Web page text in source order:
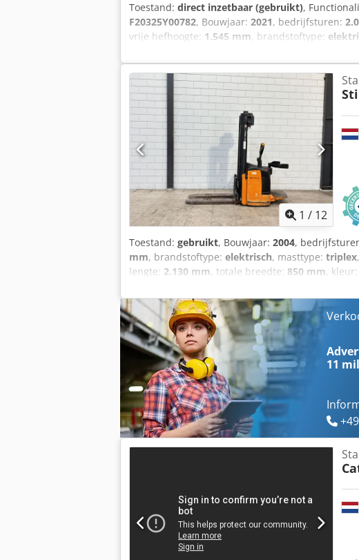
Toestand: direct inzetbaar (gebruikt),
F20325Y00782, Bouwjaar: 2021, bedrijfsturen:
vrije hefhoogte: 1.545 mm, brandstoftype:
gegarandeerde verkoop tegen het hoogste bod!
Draagvermogen: 1.400 kg Hefhoogte: 4.802 mm
Triplex Aandrijftype: Elektrisch Batterijspanning:
SL10235SP
1 / 12
Toestand: gebruikt, Bouwjaar: 2004,
mm, brandstoftype: elektrisch, masttype: triplex
lengte: 2.130 mm, totale breedte: 850 mm, kleur:
Bouwjaar: 2004 - Documentatie aanwezig: Ja -
Serienummer: 330221400389 - Draaiuren: 6048
4940mm - Doorrijhoogte: 2160mm - Vrije-heffing:
Mast: Triplex - Aandrijving: Elektrisch - Batterij/
Al Tea - └ Capaciteit: 375Ah - └ Accu spanning:
└ Trog hoogte [mm]: 590 - Transportafmetingen:
Transportgewicht [kg]: 1350kg - Transportcolli
exclusief BTW BTW/marge: BTW verrekenbaar
alles in de industriële sectoren Koen van Lent
11